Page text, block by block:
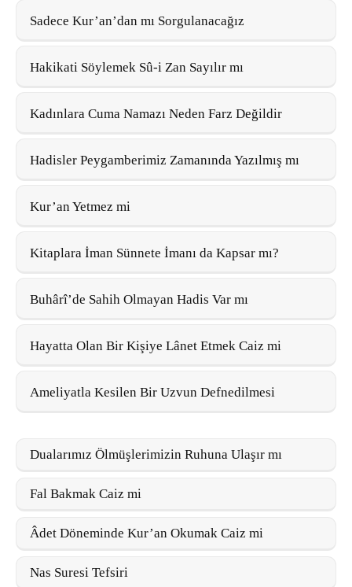
Sadece Kur’an’dan mı Sorgulanacağız
Hakikati Söylemek Sû-i Zan Sayılır mı
Kadınlara Cuma Namazı Neden Farz Değildir
Hadisler Peygamberimiz Zamanında Yazılmış mı
Kur’an Yetmez mi
Kitaplara İman Sünnete İmanı da Kapsar mı?
Buhârî’de Sahih Olmayan Hadis Var mı
Hayatta Olan Bir Kişiye Lânet Etmek Caiz mi
Ameliyatla Kesilen Bir Uzvun Defnedilmesi
Dualarımız Ölmüşlerimizin Ruhuna Ulaşır mı
Fal Bakmak Caiz mi
Âdet Döneminde Kur’an Okumak Caiz mi
Nas Suresi Tefsiri